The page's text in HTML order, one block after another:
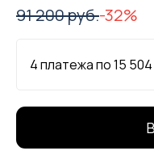
91 200 руб.-32%
4 платежа по15 504